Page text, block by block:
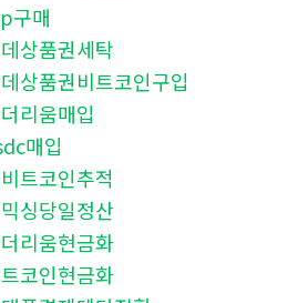
구매
상품권세탁
상품권비트코인구입
리움매입
매입
트코인추적
싱당일정산
리움현금화
코인현금화